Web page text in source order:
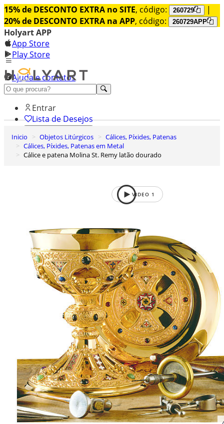
15% de DESCONTO EXTRA no SITE, código: 260729
|
20% de DESCONTO EXTRA na APP, código: 260729APP
Holyart APP
App Store
Play Store
Ajuda e contatos
Conheça premium
Entrar
Lista de Desejos
0
Carrinho de Compras
Inicio Objetos Litúrgicos
Cálices, Píxides, Patenas
Cálices, Píxides, Patenas em Metal
Cálice e patena Molina St. Remy latão dourado
VIDEO 1